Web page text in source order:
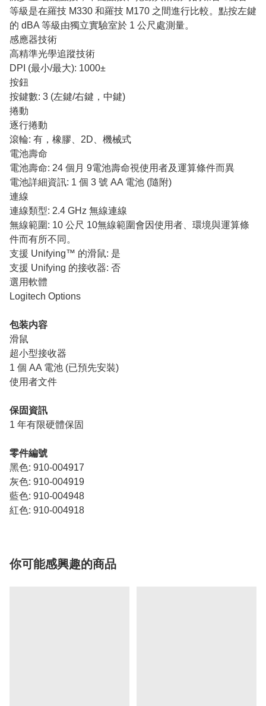
等級是在羅技 M330 和羅技 M170 之間進行比較。點按左鍵
的 dBA 等級由獨立實驗室於 1 公尺處測量。
感應器技術
高精準光學追蹤技術
DPI (最小/最大): 1000±
按鈕
按鍵數: 3 (左鍵/右鍵，中鍵)
捲動
逐行捲動
滾輪: 有，橡膠、2D、機械式
電池壽命
電池壽命: 24 個月 9電池壽命視使用者及運算條件而異
電池詳細資訊: 1 個 3 號 AA 電池 (隨附)
連線
連線類型: 2.4 GHz 無線連線
無線範圍: 10 公尺 10無線範圍會因使用者、環境與運算條
件而有所不同。
支援 Unifying™ 的滑鼠: 是
支援 Unifying 的接收器: 否
選用軟體
Logitech Options
包装内容
滑鼠
超小型接收器
1 個 AA 電池 (已預先安裝)
使用者文件
保固資訊
1 年有限硬體保固
零件編號
黑色: 910-004917
灰色: 910-004919
藍色: 910-004948
紅色: 910-004918
你可能感興趣的商品